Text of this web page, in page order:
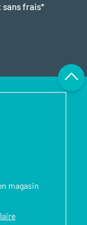
sans frais*
magasin